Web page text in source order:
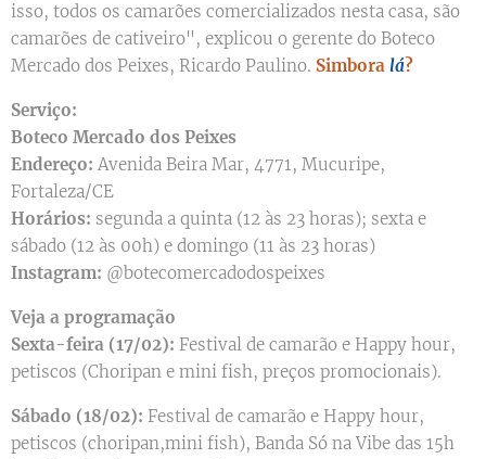
isso, todos os camarões comercializados nesta casa, são
camarões de cativeiro", explicou o gerente do Boteco
Mercado dos Peixes, Ricardo Paulino. Simbora lá?
Serviço:
Boteco Mercado dos Peixes
Endereço: Avenida Beira Mar, 4771, Mucuripe,
Fortaleza/CE
Horários: segunda a quinta (12 às 23 horas); sexta e
sábado (12 às 00h) e domingo (11 às 23 horas)
Instagram: @botecomercadodospeixes
Veja a programação
Sexta-feira (17/02): Festival de camarão e Happy hour,
petiscos (Choripan e mini fish, preços promocionais).
Sábado (18/02): Festival de camarão e Happy hour,
petiscos (choripan,mini fish), Banda Só na Vibe das 15h